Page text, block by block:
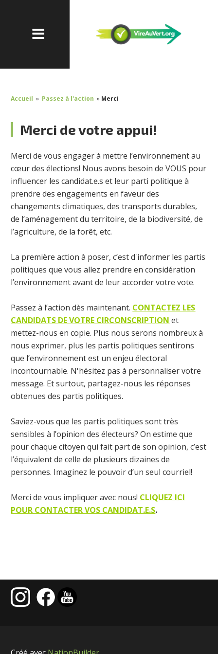
Accueil » Passez à l'action » Merci
Merci de votre appui!
Merci de vous engager à mettre l’environnement au
cœur des élections! Nous avons besoin de VOUS pour
influencer les candidat.e.s et leur parti politique à
prendre des engagements en faveur des
changements climatiques, des transports durables,
de l’aménagement du territoire, de la biodiversité, de
l’agriculture, de la forêt, etc.
La première action à poser, c’est d'informer les partis
politiques que vous allez prendre en considération
l’environnement avant de leur accorder votre vote.
Passez à l’action dès maintenant. CONTACTEZ LES
CANDIDATS DE VOTRE CIRCONSCRIPTION et
mettez-nous en copie. Plus nous serons nombreux à
nous exprimer, plus les partis politiques sentirons
que l’environnement est un enjeu électoral
incontournable. N'hésitez pas à personnaliser votre
message. Et surtout, partagez-nous les réponses
obtenues des partis politiques.
Saviez-vous que les partis politiques sont très
sensibles à l’opinion des électeurs? On estime que
pour chaque citoyen qui fait part de son opinion, c’est
l’équivalent de celle de plusieurs dizaines de
personnes. Imaginez le pouvoir d’un seul courriel!
Merci de vous impliquer avec nous! CLIQUEZ ICI
POUR CONTACTER VOS CANDIDAT.E.S.